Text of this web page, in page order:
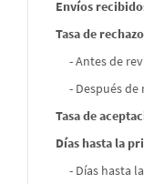
Envíos
Tasa de rechazo
- Antes de
- Después de
Tasa de
Días hasta la
- Días hasta